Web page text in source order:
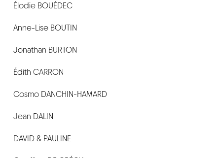
Élodie BOUÉDEC
Anne-Lise BOUTIN
Jonathan BURTON
Édith CARRON
Cosmo DANCHIN-HAMARD
Jean DALIN
DAVID & PAULINE